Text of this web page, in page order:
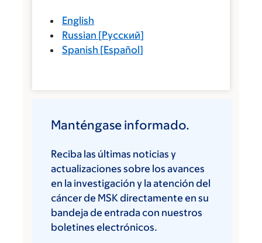
English
Russian [Русский]
Spanish [Español]
Manténgase informado.
Reciba las últimas noticias y
actualizaciones sobre los avances
en la investigación y la atención del
cáncer de MSK directamente en su
bandeja de entrada con nuestros
boletines electrónicos.